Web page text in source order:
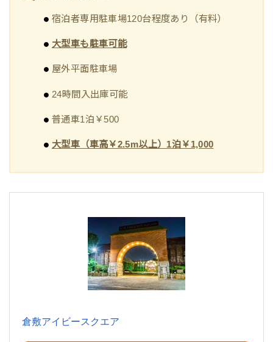
宿泊者専用駐車場120台程度あり（有料）
大型車も駐車可能
屋外平面駐車場
24時間入出庫可能
普通車1泊￥500
大型車（車高￥2.5m以上）1泊￥1,000
倉敷アイビースクエア